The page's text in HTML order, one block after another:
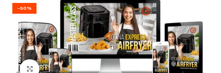
-50%
Click para agrandar